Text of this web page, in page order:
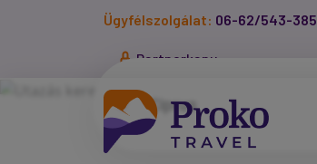
Ügyfélszolgálat: 06-62/543-385
Partnerkapu